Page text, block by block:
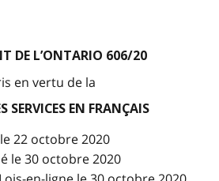
DE L’ONTARIO 606/20
en vertu de la
SERVICES EN FRANÇAIS
22 octobre 2020
le 30 octobre 2020